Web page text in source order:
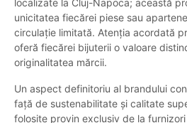
localizate la Cluj-Napoca; această
unicitatea fiecărei piese sau
circulație limitată. Atenția acordată
oferă fiecărei bijuterii o valoare
originalitatea mărcii.
Un aspect definitoriu al brandului
față de sustenabilitate și calitate
folosite provin exclusiv de la